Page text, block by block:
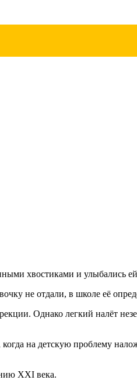
хвостиками и улыбались
не отдали, в школе её
Однако легкий налёт
на детскую проблему
XXI века.